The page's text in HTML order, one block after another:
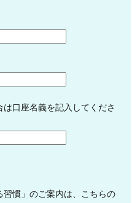
口座名義を記入してくださ
慣」のご案内は、こちらの